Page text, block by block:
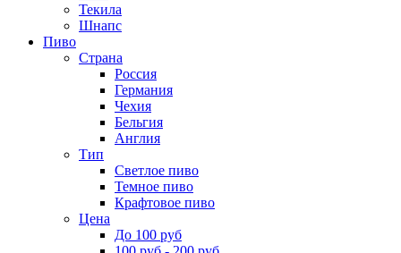
Текила
Шнапс
Пиво
Страна
Россия
Германия
Чехия
Бельгия
Англия
Тип
Светлое пиво
Темное пиво
Крафтовое пиво
Цена
До 100 руб